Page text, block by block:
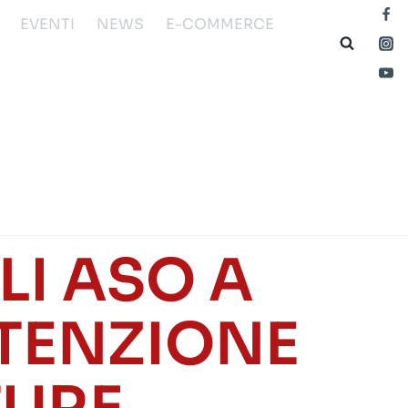
EVENTI NEWS E-COMMERCE
ASO A